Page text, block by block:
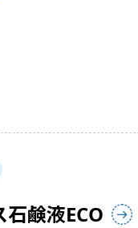
石鹸液ECO